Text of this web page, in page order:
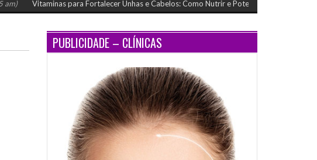
Vitaminas para Fortalecer Unhas e Cabelos: Como Nutrir e Potencializar o Crescimento
PUBLICIDADE – CLÍNICAS